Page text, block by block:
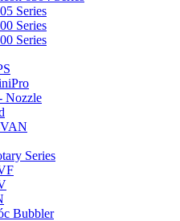
Series
Series
Series
Nozzle
Series
Bubbler